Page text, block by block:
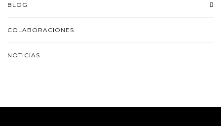
BLOG
COLABORACIONES
NOTICIAS